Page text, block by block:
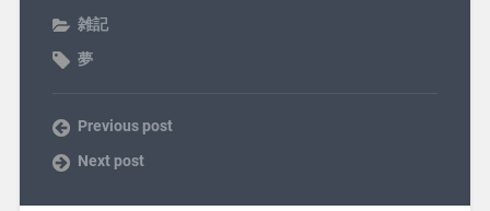
雑記
夢
Previous post
Next post